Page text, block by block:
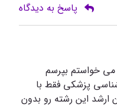
پاسخ به دیدگاه
می خواستم بپرسم
پزشکی فقط با
این رشته رو بدون